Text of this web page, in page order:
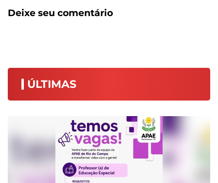
Deixe seu comentário
ÚLTIMAS